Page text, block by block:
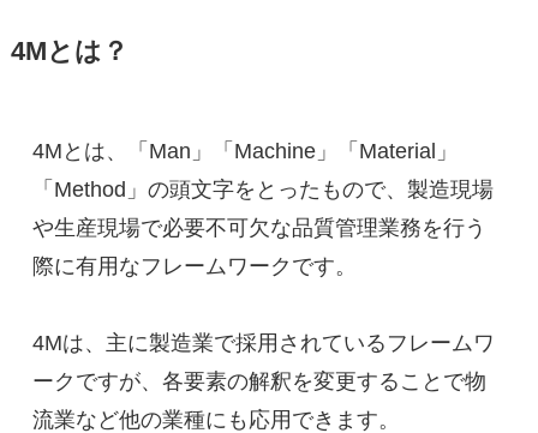
4Mとは？
4Mとは、「Man」「Machine」「Material」
「Method」の頭文字をとったもので、製造現場
や生産現場で必要不可欠な品質管理業務を行う
際に有用なフレームワークです。
4Mは、主に製造業で採用されているフレームワ
ークですが、各要素の解釈を変更することで物
流業など他の業種にも応用できます。